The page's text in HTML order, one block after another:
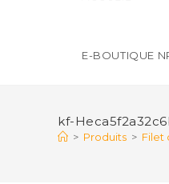
E-BOUTIQUE
kf-
> Produits > Filet